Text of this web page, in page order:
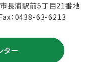
長浦駅前5丁目21番地
：0438-63-6213
ター